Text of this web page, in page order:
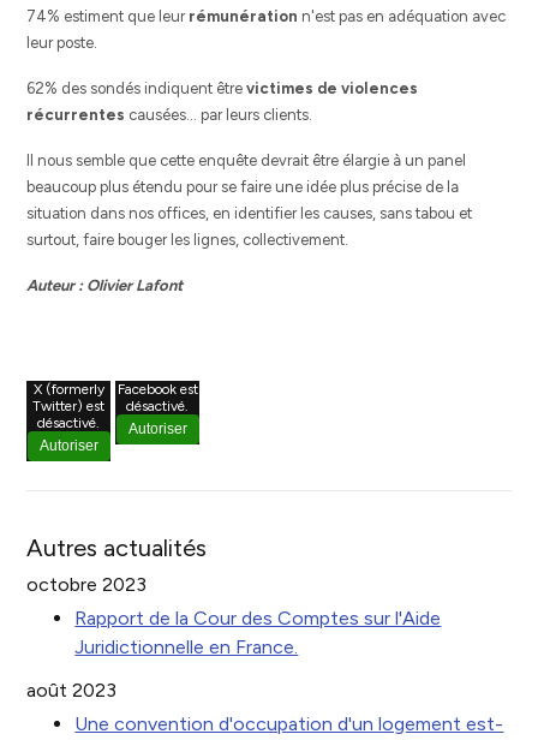
74% estiment que leur rémunération n'est pas en adéquation avec
leur poste.
62% des sondés indiquent êtrevictimes de violences
récurrentes causées... par leurs clients.
Il nous semble que cette enquête devrait être élargie à un panel
beaucoup plus étendu pour se faire une idée plus précise de la
situation dans nos offices, en identifier les causes, sans tabou et
surtout, faire bouger les lignes, collectivement.
Auteur : Olivier Lafont
X (formerly
Twitter) est
désactivé.
Autoriser
Facebook est
désactivé.
Autoriser
Autres actualités
octobre 2023
Rapport de la Cour des Comptes sur l'Aide
Juridictionnelle en France.
août 2023
Une convention d'occupation d'un logement est-